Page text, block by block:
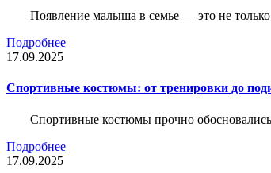
Появление малыша в семье — это не
Подробнее
17.09.2025
Спортивные костюмы: от тренировки до
Спортивные костюмы прочно
Подробнее
17.09.2025